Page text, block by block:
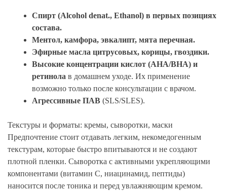
Спирт (Alcohol denat., Ethanol) в первых позициях
состава.
Ментол, камфора, эвкалипт, мята перечная.
Эфирные масла цитрусовых, корицы, гвоздики.
Высокие концентрации кислот (AHA/BHA) и
ретинола в домашнем уходе. Их применение
возможно только после консультации с врачом.
Агрессивные ПАВ (SLS/SLES).
Текстуры и форматы: кремы, сыворотки, маски
Предпочтение стоит отдавать легким, некомедогенным
текстурам, которые быстро впитываются и не создают
плотной пленки. Сыворотка с активными укрепляющими
компонентами (витамин С, ниацинамид, пептиды)
наносится после тоника и перед увлажняющим кремом.